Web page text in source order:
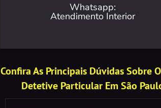
Whatsapp:
Atendimento Interior
Confira As Principais Dúvidas Sobre
Detetive Particular Em São